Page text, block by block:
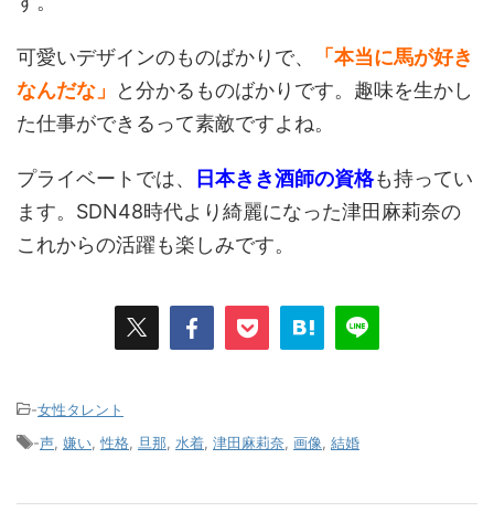
可愛いデザインのものばかりで、
「本当に馬が好き
なんだな」
と分かるものばかりです。趣味を生かし
た仕事ができるって素敵ですよね。
プライベートでは、 日本きき酒師の資格も持ってい
ます。SDN48時代より綺麗になった津田麻莉奈の
これからの活躍も楽しみです。
-女性タレント
-声 嫌い 性格 旦那 水着 津田麻莉奈 画像 結婚